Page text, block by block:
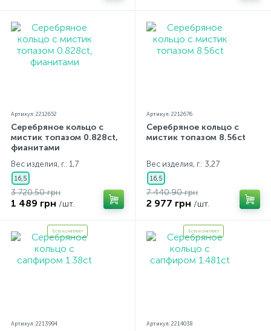
Артикул: 2212652
Серебряное кольцо с
мистик топазом 0.828ct,
фианитами
Вес изделия, г.: 1,7
16,5
3 720.50 грн
1 489 грн /шт.
Артикул: 2212676
Серебряное кольцо с
мистик топазом 8.56ct
Вес изделия, г.: 3,27
16,5
7 440.90 грн
2 977 грн /шт.
Есть комплект
Артикул: 2213994
Есть комплект
Артикул: 2214038